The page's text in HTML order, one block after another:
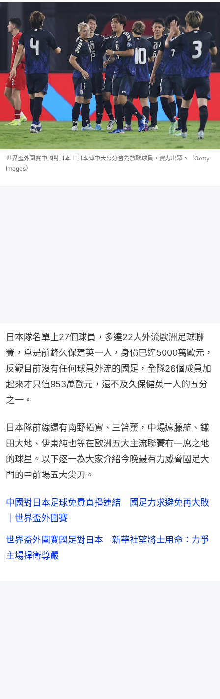
世界盃外圍賽中國對日本︱日本陣中大部分皆為旅歐球員，實力出眾。（Getty
Images）
日本隊名單上27個球員，多達22人外流歐洲足球聯
賽，單是前鋒久保建英一人，身價已達5000萬歐元，
反觀目前沒有任何球員外流的國足，全隊26個成員加
起來才只值953萬歐元，還不及久保健英一人的五分
之一。
日本隊前線還有南野拓實、三笘薰，中場遠藤航、鎌
田大地、伊東純也等在歐洲五大主流聯賽有一席之地
的球星。以下逐一為大家介紹今晚最有力威脅國足大
門的中前場五大尖刀。
中國對日本足球免費直播連結 國足力求避免再大敗
｜世界盃外圍賽
世界盃外圍賽國足對日本 新華社望將士用命：力爭
主場捍衛尊嚴